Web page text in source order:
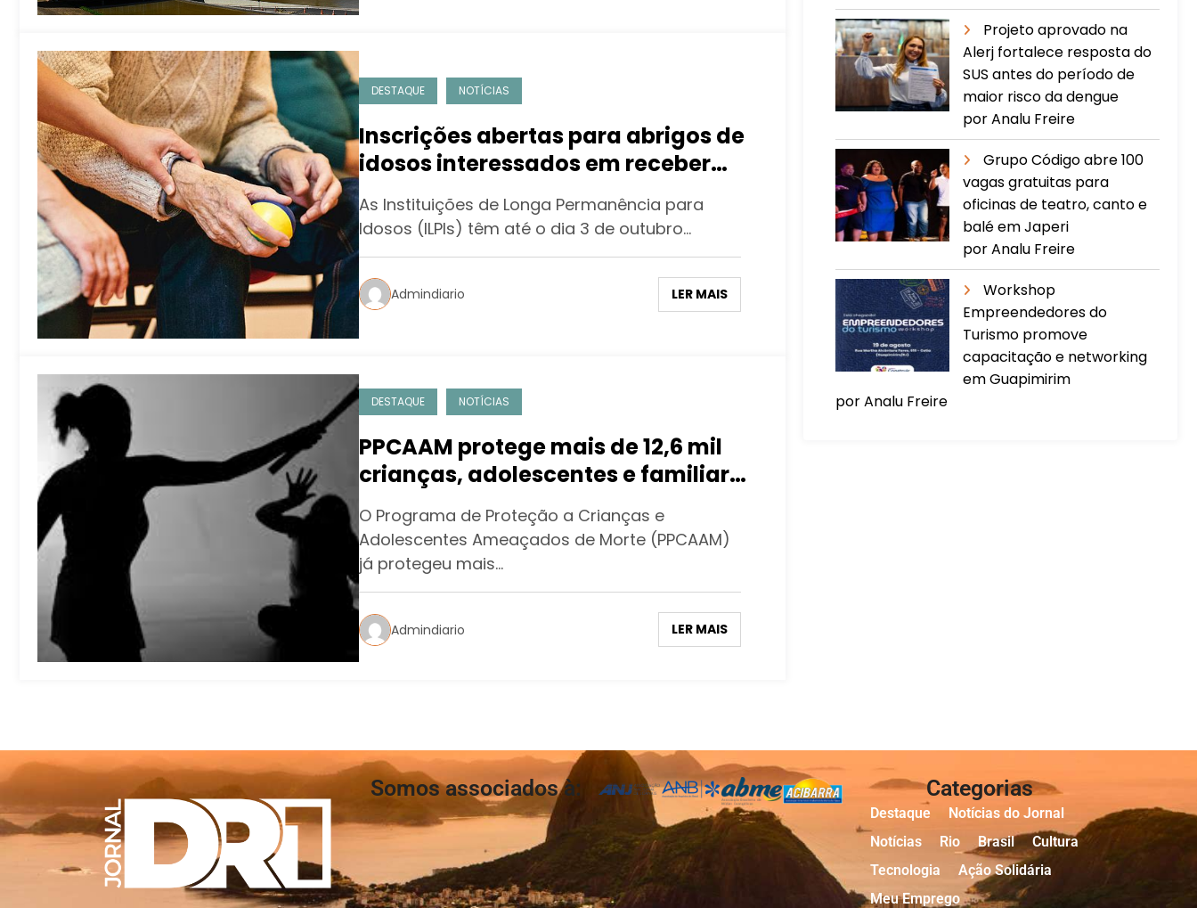
DESTAQUE NOTÍCIAS
Inscrições abertas para abrigos de
idosos interessados em receber
auxílio financeiro do Governo
As Instituições de Longa Permanência para
Idosos (ILPIs) têm até o dia 3 de outubro…
Admindiario LER MAIS
DESTAQUE NOTÍCIAS
PPCAAM protege mais de 12,6 mil
crianças, adolescentes e familiares
ameaçados de morte
O Programa de Proteção a Crianças e
Adolescentes Ameaçados de Morte (PPCAAM)
já protegeu mais…
Admindiario LER MAIS
Projeto aprovado na
Alerj fortalece resposta do
SUS antes do período de
maior risco da dengue
por Analu Freire
Grupo Código abre 100
vagas gratuitas para
oficinas de teatro, canto e
balé em Japeri
por Analu Freire
Workshop
Empreendedores do
Turismo promove
capacitação e networking
em Guapimirim
por Analu Freire
Somos associados à: Categorias
Destaque
Notícias do Jornal
Notícias
Rio Brasil
Cultura
Tecnologia
Ação Solidária
Meu Emprego